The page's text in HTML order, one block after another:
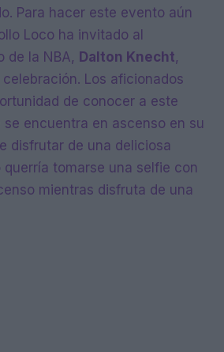
Para hacer este evento aún
Loco ha invitado al
de la NBA, Dalton Knecht,
Los aficionados
de conocer a este
encuentra en ascenso en su
disfrutar de una deliciosa
querría tomarse una selfie con
mientras disfruta de una